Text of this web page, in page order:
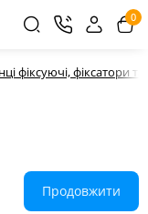
0
фіксуючі, фіксатори
Продовжити